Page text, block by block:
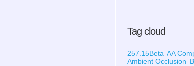
Tag cloud
257.15Beta AA
Ambient Occlusion